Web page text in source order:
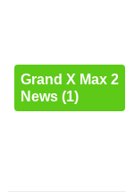
Grand X Max 2
News (1)